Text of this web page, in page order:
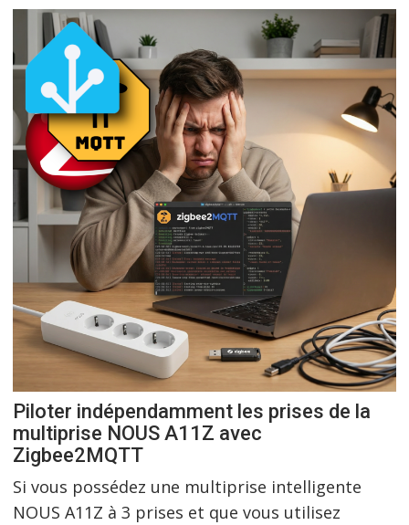
Piloter indépendamment les prises de la
multiprise NOUS A11Z avec
Zigbee2MQTT
Si vous possédez une multiprise intelligente
NOUS A11Z à 3 prises et que vous utilisez